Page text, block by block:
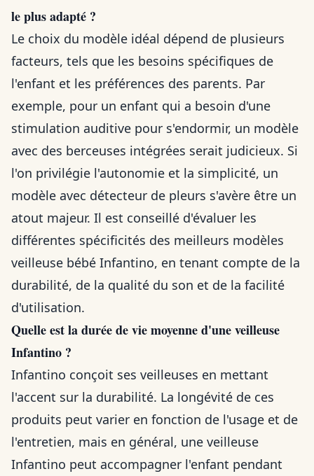
le plus adapté ?
Le choix du modèle idéal dépend de plusieurs
facteurs, tels que les besoins spécifiques de
l'enfant et les préférences des parents. Par
exemple, pour un enfant qui a besoin d'une
stimulation auditive pour s'endormir, un modèle
avec des berceuses intégrées serait judicieux. Si
l'on privilégie l'autonomie et la simplicité, un
modèle avec détecteur de pleurs s'avère être un
atout majeur. Il est conseillé d'évaluer les
différentes spécificités des meilleurs modèles
veilleuse bébé Infantino, en tenant compte de la
durabilité, de la qualité du son et de la facilité
d'utilisation.
Quelle est la durée de vie moyenne d'une veilleuse
Infantino ?
Infantino conçoit ses veilleuses en mettant
l'accent sur la durabilité. La longévité de ces
produits peut varier en fonction de l'usage et de
l'entretien, mais en général, une veilleuse
Infantino peut accompagner l'enfant pendant